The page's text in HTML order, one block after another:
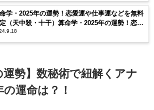
学・2025年の運勢！恋愛運や仕事運などを無料
（天中殺・十干）算命学・2025年の運勢！恋愛
仕事運などを無料鑑定（天中殺・十干）
運勢】数秘術で紐解くアナ
運命は？！